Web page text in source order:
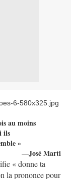
au moins
ils
»
« donne ta
la prononce pour